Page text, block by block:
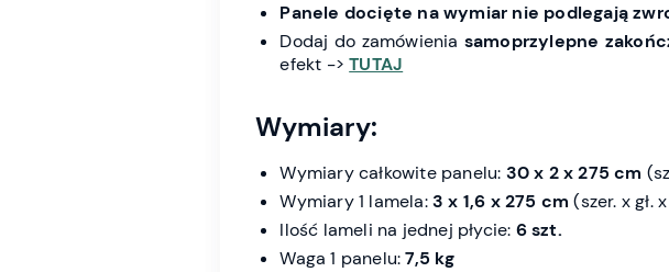
Panele docięte na wymiar nie podlegają
Dodaj do zamówienia samoprzylepne
efekt ->TUTAJ
Wymiary:
Wymiary całkowite panelu: 30 x 2 x 275 cm
Wymiary 1 lamela:3 x 1,6 x 275 cm (szer. x gł.
Ilość lameli na jednej płycie: 6 szt.
Waga 1 panelu:7,5 kg